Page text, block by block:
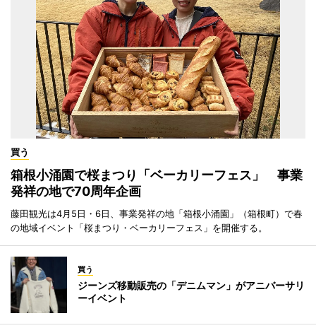
買う
箱根小涌園で桜まつり「ベーカリーフェス」 事業
発祥の地で70周年企画
藤田観光は4月5日・6日、事業発祥の地「箱根小涌園」（箱根町）で春
の地域イベント「桜まつり・ベーカリーフェス」を開催する。
買う
ジーンズ移動販売の「デニムマン」がアニバーサリ
ーイベント